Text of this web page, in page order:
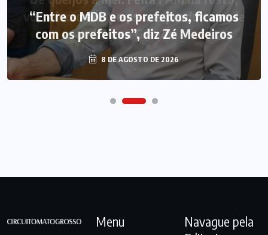
“Entre o MDB e os prefeitos, ficamos
com os prefeitos”, diz Zé Medeiros
8 DE AGOSTO DE 2026
Menu
Navague pela